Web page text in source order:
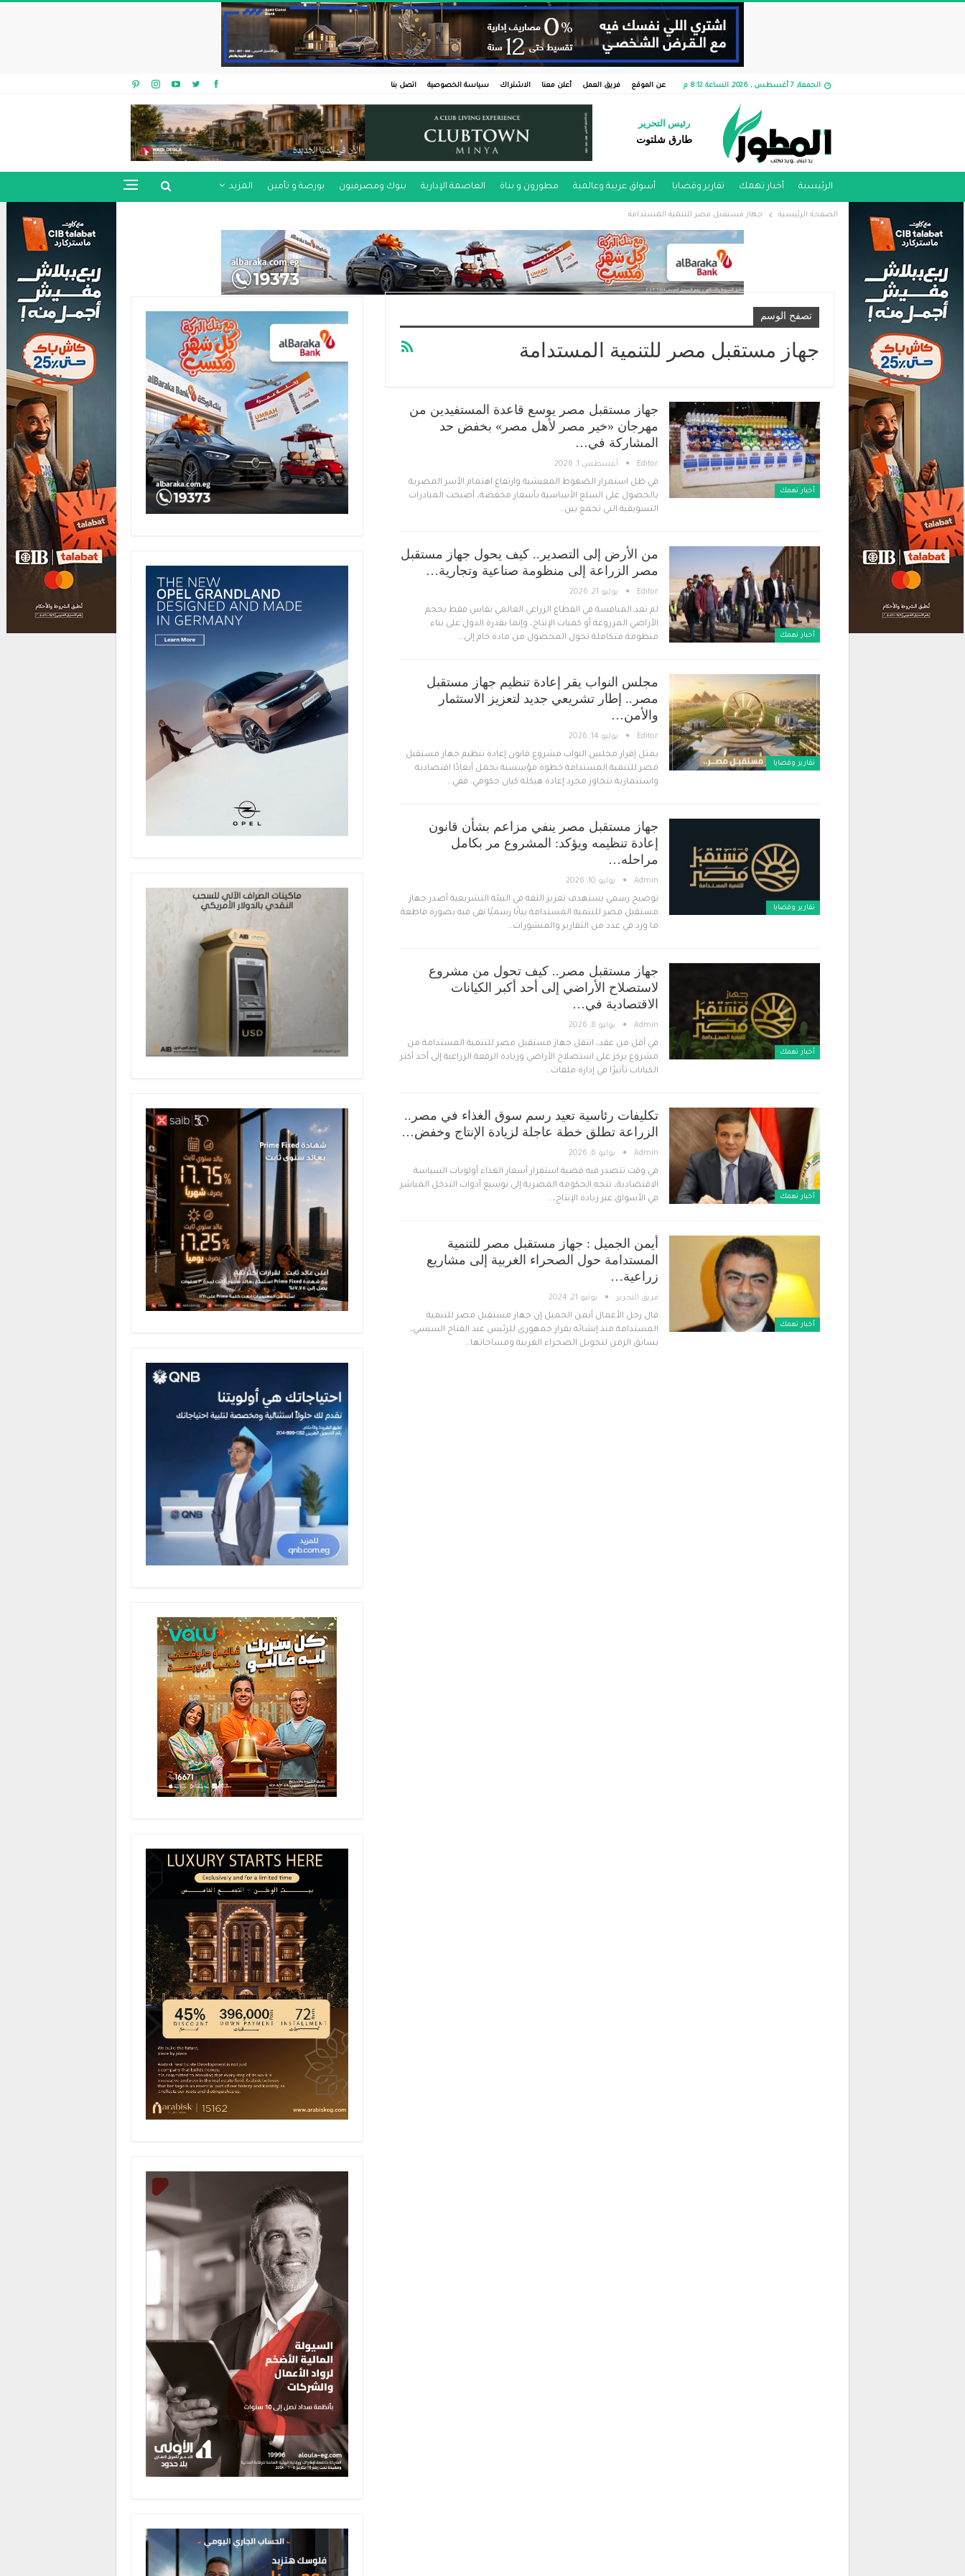
الجمعة, 7 أغسطس , 2026, الساعة 8:12 م عن الموقع فريق العمل أعلن معنا الاشتراك سياسة الخصوصية اتصل بنا
رئيس التحرير
طارق شلتوت
الرئيسية أخبار تهمك تقارير وقضايا ​ أسواق عربية وعالمية مطورون و بناة العاصمة الإدارية بنوك ومصرفيون بورصة و تأمين المزيد
الصفحة الرئيسية جهاز مستقبل مصر للتنمية المستدامة
تصفح الوسم
جهاز مستقبل مصر للتنمية المستدامة
أخبار تهمك
جهاز مستقبل مصر يوسع قاعدة المستفيدين من
مهرجان «خير مصر لأهل مصر» بخفض حد
المشاركة في…
Editor أغسطس 1, 2026
في ظل استمرار الضغوط المعيشية وارتفاع اهتمام الأسر المصرية
بالحصول على السلع الأساسية بأسعار مخفضة، أصبحت المبادرات
التسويقية التي تجمع بين…
أخبار تهمك
من الأرض إلى التصدير.. كيف يحول جهاز مستقبل
مصر الزراعة إلى منظومة صناعية وتجارية…
Editor يوليو 21, 2026
لم تعد المنافسة في القطاع الزراعي العالمي تقاس فقط بحجم
الأراضي المزروعة أو كميات الإنتاج، وإنما بقدرة الدول على بناء
منظومة متكاملة تحول المحصول من مادة خام إلى…
تقارير وقضايا ​
مجلس النواب يقر إعادة تنظيم جهاز مستقبل
مصر.. إطار تشريعي جديد لتعزيز الاستثمار
والأمن…
Editor يوليو 14, 2026
يمثل إقرار مجلس النواب مشروع قانون إعادة تنظيم جهاز مستقبل
مصر للتنمية المستدامة خطوة مؤسسية تحمل أبعادًا اقتصادية
واستثمارية تتجاوز مجرد إعادة هيكلة كيان حكومي. ففي…
تقارير وقضايا ​
جهاز مستقبل مصر ينفي مزاعم بشأن قانون
إعادة تنظيمه ويؤكد: المشروع مر بكامل
مراحله…
Admin يوليو 10, 2026
توضيح رسمي يستهدف تعزيز الثقة في البيئة التشريعية أصدر جهاز
مستقبل مصر للتنمية المستدامة بيانًا رسميًا نفى فيه بصورة قاطعة
ما ورد في عدد من التقارير والمنشورات…
أخبار تهمك
جهاز مستقبل مصر.. كيف تحول من مشروع
لاستصلاح الأراضي إلى أحد أكبر الكيانات
الاقتصادية في…
Admin يوليو 8, 2026
في أقل من عقد، انتقل جهاز مستقبل مصر للتنمية المستدامة من
مشروع يركز على استصلاح الأراضي وزيادة الرقعة الزراعية إلى أحد أكثر
الكيانات تأثيرًا في إدارة ملفات…
أخبار تهمك
تكليفات رئاسية تعيد رسم سوق الغذاء في مصر..
الزراعة تطلق خطة عاجلة لزيادة الإنتاج وخفض…
Admin يوليو 6, 2026
في وقت تتصدر فيه قضية استقرار أسعار الغذاء أولويات السياسة
الاقتصادية، تتجه الحكومة المصرية إلى توسيع أدوات التدخل المباشر
في الأسواق عبر زيادة الإنتاج،…
أخبار تهمك
أيمن الجميل : جهاز مستقبل مصر للتنمية
المستدامة حول الصحراء الغربية إلى مشاريع
زراعية…
فريق التحرير يونيو 21, 2024
قال رجل الأعمال أيمن الجميل إن جهاز مستقبل مصر للتنمية
المستدامة منذ إنشائه بقرار جمهورى للرئيس عبد الفتاح السيسي،
يسابق الزمن لتحويل الصحراء الغربية ومساحاتها…